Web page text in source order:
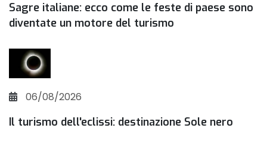
Sagre italiane: ecco come le feste di paese sono
diventate un motore del turismo
06/08/2026
Il turismo dell'eclissi: destinazione Sole nero